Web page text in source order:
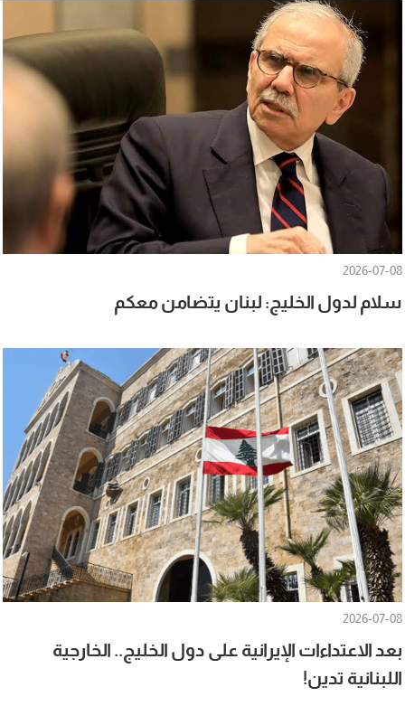
2026-07-08
سلام لدول الخليج: لبنان يتضامن معكم
2026-07-08
بعد الاعتداءات الإيرانية على دول الخليج.. الخارجية
اللبنانية تدين!